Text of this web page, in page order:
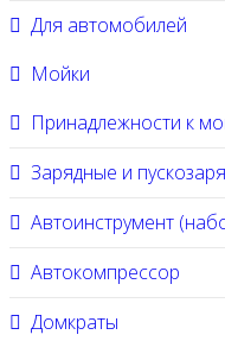
Для автомобилей
Мойки
Принадлежности к
Зарядные и
Автоинструмент
Автокомпрессор
Домкраты